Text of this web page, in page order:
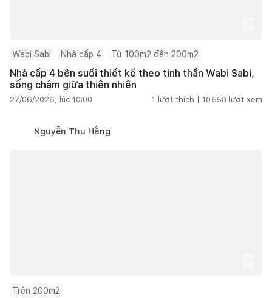
Wabi Sabi Nhà cấp 4 Từ 100m2 đến 200m2
Nhà cấp 4 bên suối thiết kế theo tinh thần Wabi Sabi,
sống chậm giữa thiên nhiên
27/06/2026, lúc 10:00 1 lượt thích | 10.558 lượt xem
Nguyễn Thu Hằng
Trên 200m2